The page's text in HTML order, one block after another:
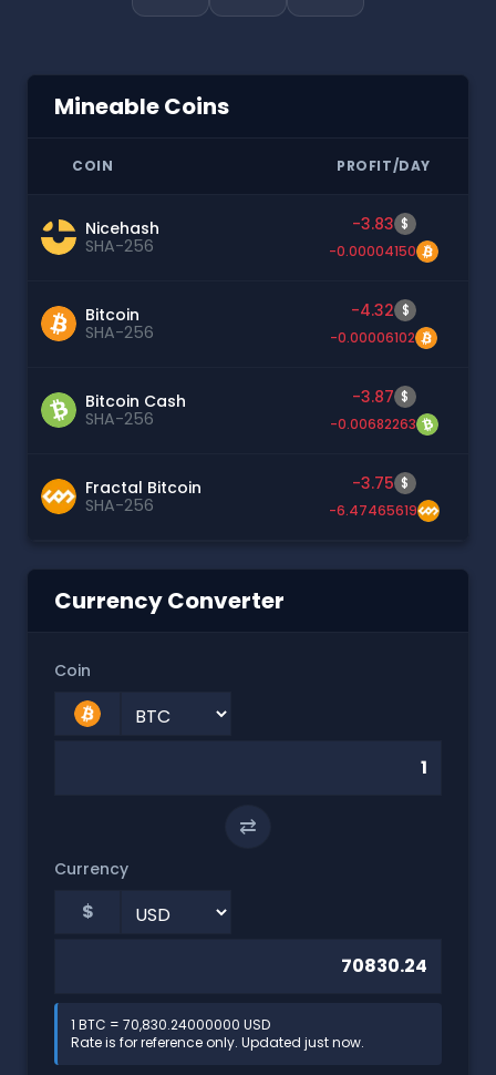
Mineable Coins
COIN PROFIT/DAY
Nicehash
SHA-256
-3.83 $
-0.00004150
Bitcoin
SHA-256
-4.32 $
-0.00006102
Bitcoin Cash
SHA-256
-3.87 $
-0.00682263
Fractal Bitcoin
SHA-256
-3.75 $
-6.47465619
Currency Converter
Coin
⇄
Currency
$
1 BTC = 70,830.24000000 USD
Rate is for reference only. Updated just now.